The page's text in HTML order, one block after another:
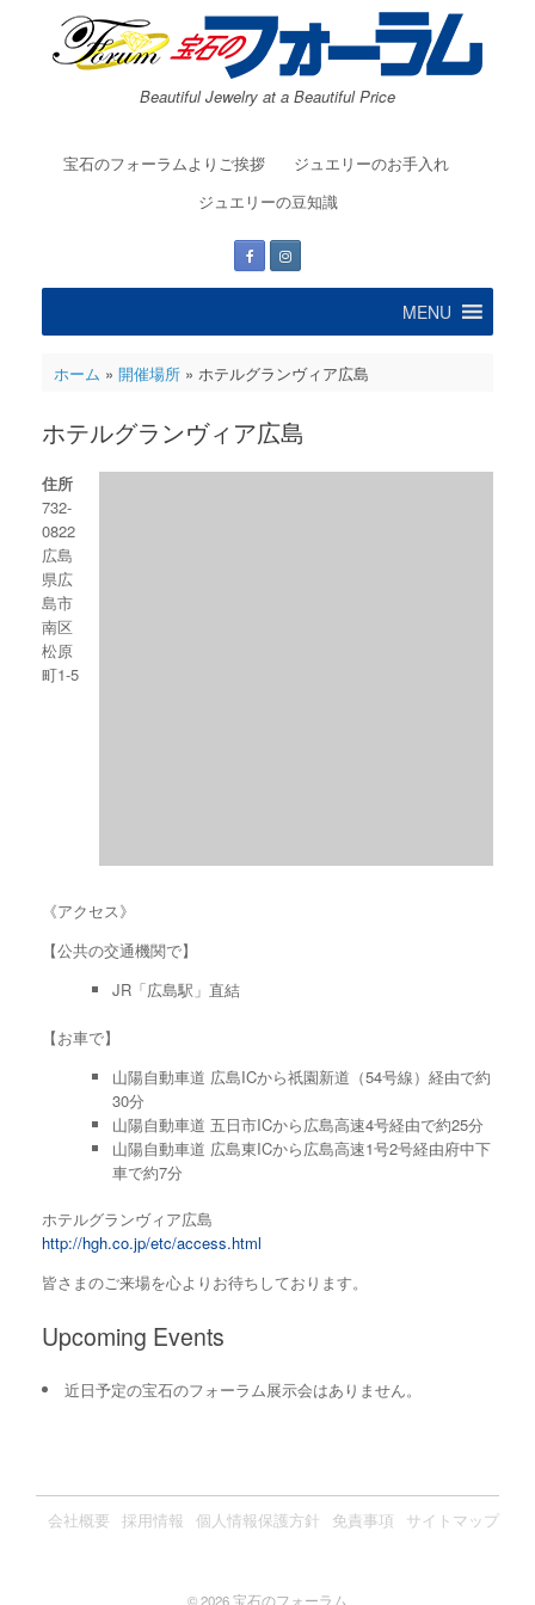
Beautiful Jewelry at a Beautiful Price
宝石のフォーラムよりご挨拶
ジュエリーのお手入れ
ジュエリーの豆知識
MENU
ホーム » 開催場所» ホテルグランヴィア広島
ホテルグランヴィア広島
住所
732-
0822
広島
県広
島市
南区
松原
町1-5
《アクセス》
【公共の交通機関で】
JR「広島駅」直結
【お車で】
山陽自動車道 広島ICから祇園新道（54号線）経由で約
30分
山陽自動車道 五日市ICから広島高速4号経由で約25分
山陽自動車道 広島東ICから広島高速1号2号経由府中下
車で約7分
ホテルグランヴィア広島
http://hgh.co.jp/etc/access.html
皆さまのご来場を心よりお待ちしております。
Upcoming Events
近日予定の宝石のフォーラム展示会はありません。
会社概要 採用情報 個人情報保護方針 免責事項 サイトマップ
© 2026 宝石のフォーラム